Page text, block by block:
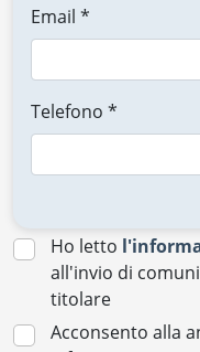
Email *
Telefono *
Ho letto
all'invio di
titolare
Acconsento alla